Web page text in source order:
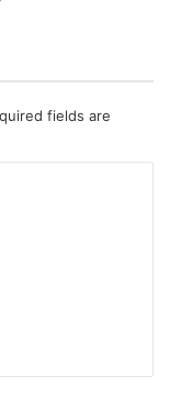
fields are